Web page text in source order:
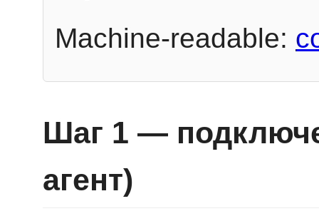
Machine-readable:
Шаг 1 —
агент)